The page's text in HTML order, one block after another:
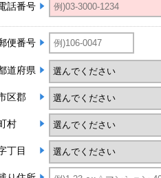
話番号
便番号
道府県
区郡
村
丁目